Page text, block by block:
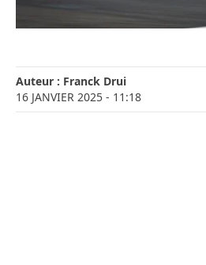
Auteur : Franck Drui
16 JANVIER 2025 - 11:18